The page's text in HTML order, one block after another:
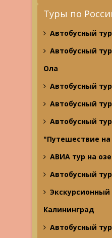
Туры по
Автобусный
Автобусный
Ола
Автобусный
Автобусный
Автобусный
"Путешествие на
АВИА тур на
Автобусный
Калининград
Автобусный